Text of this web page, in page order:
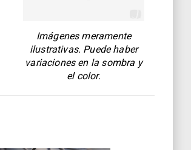
Imágenes meramente
ilustrativas. Puede haber
variaciones en la sombra y
el color.